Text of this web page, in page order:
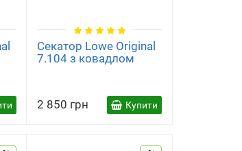
Секатор Lowe Original
7.104 з ковадлом
2 850 грн Купити